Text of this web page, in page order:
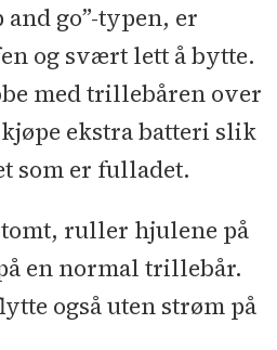
and go”-typen, er
og svært lett å bytte.
med trillebåren over
ekstra batteri slik
som er fulladet.
ruller hjulene på
en normal trillebår.
også uten strøm på